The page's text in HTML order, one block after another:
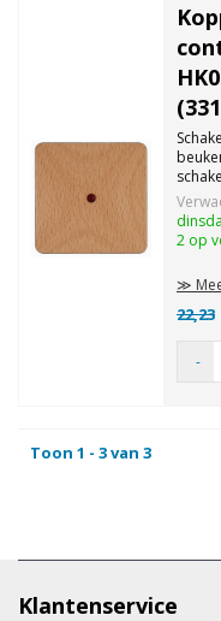
IP20.
2 op
≫
22,23
-
Toon 1 - 3 van 3
Klantenservice